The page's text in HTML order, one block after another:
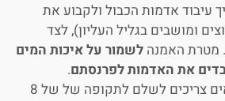
עיבוד אדמות הכבול ולקבוע את
ומושבים בגליל העליון), לצד
מטרת האמנה לשמור על איכות המים
את האדמות לפרנסתם.
בהסכם המים משנת 2018 נקבע סכום דמי המים שהחקלאים צריכים לשלם לתקופה של של 8